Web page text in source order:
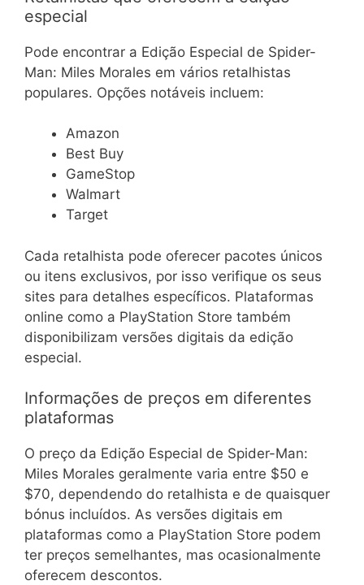
especial
Pode encontrar a Edição Especial de Spider-
Man: Miles Morales em vários retalhistas
populares. Opções notáveis incluem:
Amazon
Best Buy
GameStop
Walmart
Target
Cada retalhista pode oferecer pacotes únicos
ou itens exclusivos, por isso verifique os seus
sites para detalhes específicos. Plataformas
online como a PlayStation Store também
disponibilizam versões digitais da edição
especial.
Informações de preços em diferentes
plataformas
O preço da Edição Especial de Spider-Man:
Miles Morales geralmente varia entre $50 e
$70, dependendo do retalhista e de quaisquer
bónus incluídos. As versões digitais em
plataformas como a PlayStation Store podem
ter preços semelhantes, mas ocasionalmente
oferecem descontos.